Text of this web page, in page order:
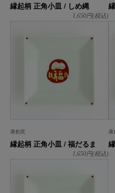
縁起柄 正角小皿 / しめ縄
1,650円(税込)
康創窯
縁起柄 正角小皿 / 福だるま
1,650円(税込)
康